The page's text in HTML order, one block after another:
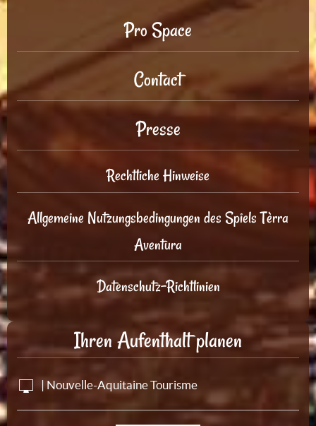
Pro Space
Contact
Presse
Rechtliche Hinweise
Allgemeine Nutzungsbedingungen des Spiels Tèrra
Aventura
Datenschutz-Richtlinien
Ihren Aufenthalt planen
| Nouvelle-Aquitaine Tourisme